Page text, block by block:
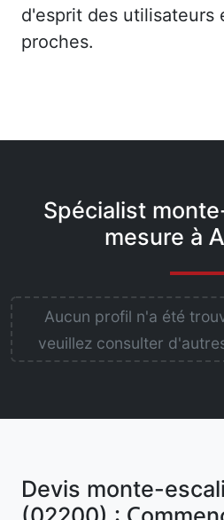
d'esprit des utilisateurs
proches.
Spécialist
mesure à
Aucun profil n'a été
veuillez consulter
Devis monte-